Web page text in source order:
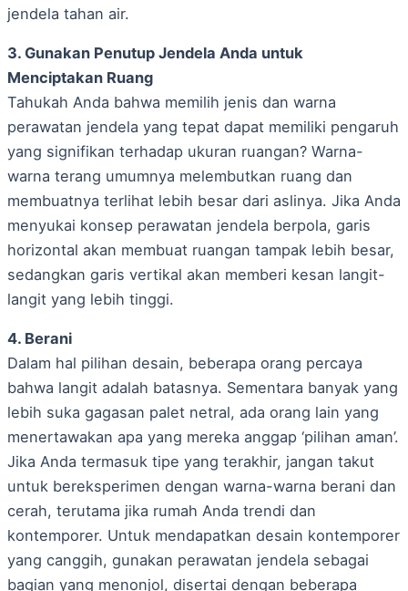
jendela tahan air.
3. Gunakan Penutup Jendela Anda untuk
Menciptakan Ruang
Tahukah Anda bahwa memilih jenis dan warna
perawatan jendela yang tepat dapat memiliki pengaruh
yang signifikan terhadap ukuran ruangan? Warna-
warna terang umumnya melembutkan ruang dan
membuatnya terlihat lebih besar dari aslinya. Jika Anda
menyukai konsep perawatan jendela berpola, garis
horizontal akan membuat ruangan tampak lebih besar,
sedangkan garis vertikal akan memberi kesan langit-
langit yang lebih tinggi.
4. Berani
Dalam hal pilihan desain, beberapa orang percaya
bahwa langit adalah batasnya. Sementara banyak yang
lebih suka gagasan palet netral, ada orang lain yang
menertawakan apa yang mereka anggap ‘pilihan aman’.
Jika Anda termasuk tipe yang terakhir, jangan takut
untuk bereksperimen dengan warna-warna berani dan
cerah, terutama jika rumah Anda trendi dan
kontemporer. Untuk mendapatkan desain kontemporer
yang canggih, gunakan perawatan jendela sebagai
bagian yang menonjol, disertai dengan beberapa